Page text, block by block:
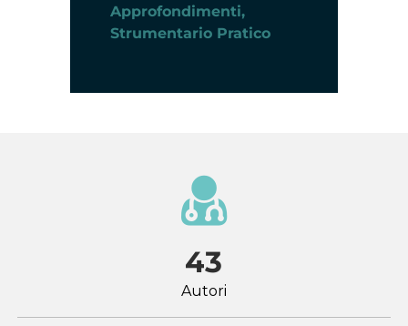
Approfondimenti,
Strumentario Pratico
43
Autori